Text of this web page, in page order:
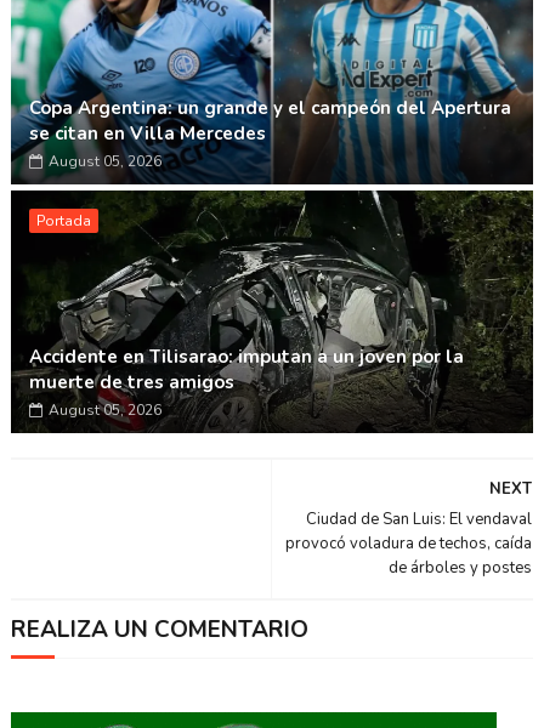
Copa Argentina: un grande y el campeón del Apertura
se citan en Villa Mercedes
August 05, 2026
Portada
Accidente en Tilisarao: imputan a un joven por la
muerte de tres amigos
August 05, 2026
NEXT
Ciudad de San Luis: El vendaval
provocó voladura de techos, caída
de árboles y postes
REALIZA UN COMENTARIO